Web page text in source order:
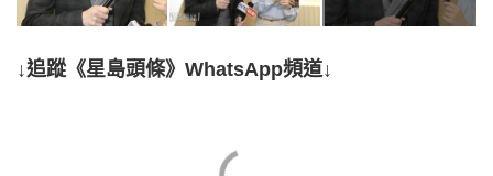
↓追蹤《星島頭條》WhatsApp頻道↓